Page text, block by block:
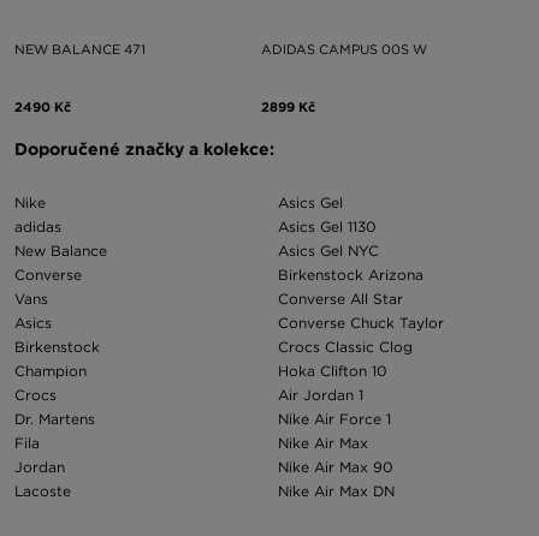
NEW BALANCE 471
2490 Kč
ADIDAS CAMPUS 00S W
2899 Kč
Doporučené značky a kolekce:
Nike
adidas
New Balance
Converse
Vans
Asics
Birkenstock
Champion
Crocs
Dr. Martens
Fila
Jordan
Lacoste
Asics Gel
Asics Gel 1130
Asics Gel NYC
Birkenstock Arizona
Converse All Star
Converse Chuck Taylor
Crocs Classic Clog
Hoka Clifton 10
Air Jordan 1
Nike Air Force 1
Nike Air Max
Nike Air Max 90
Nike Air Max DN